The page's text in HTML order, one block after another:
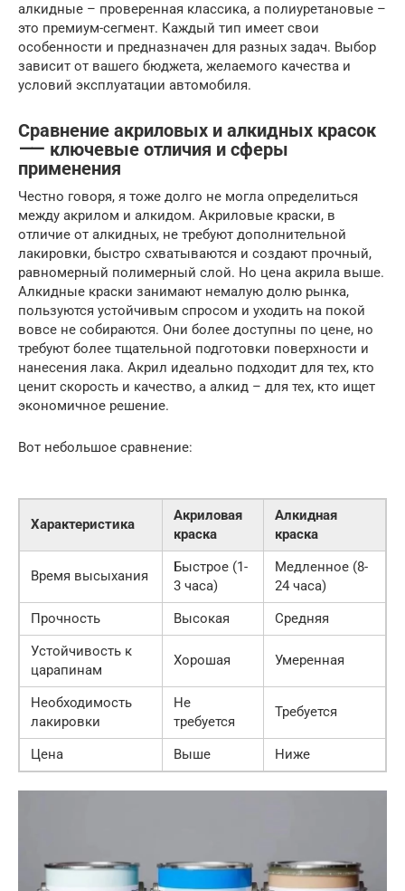
алкидные – проверенная классика, а полиуретановые –
это премиум-сегмент. Каждый тип имеет свои
особенности и предназначен для разных задач. Выбор
зависит от вашего бюджета, желаемого качества и
условий эксплуатации автомобиля.
Сравнение акриловых и алкидных красок
⸺ ключевые отличия и сферы
применения
Честно говоря, я тоже долго не могла определиться
между акрилом и алкидом. Акриловые краски, в
отличие от алкидных, не требуют дополнительной
лакировки, быстро схватываются и создают прочный,
равномерный полимерный слой. Но цена акрила выше.
Алкидные краски занимают немалую долю рынка,
пользуются устойчивым спросом и уходить на покой
вовсе не собираются. Они более доступны по цене, но
требуют более тщательной подготовки поверхности и
нанесения лака. Акрил идеально подходит для тех, кто
ценит скорость и качество, а алкид – для тех, кто ищет
экономичное решение.
Вот небольшое сравнение:
Характеристика
Акриловая
краска
Алкидная
краска
Время высыхания
Быстрое (1-
3 часа)
Медленное (8-
24 часа)
Прочность
Высокая
Средняя
Устойчивость к
царапинам
Хорошая Умеренная
Необходимость
лакировки
Не
требуется
Требуется
Цена Выше Ниже